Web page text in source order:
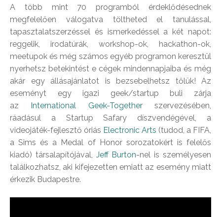
A több mint 70 programból érdeklődésednek
megfelelően válogatva töltheted el tanulással,
tapasztalatszerzéssel és ismerkedéssel a két napot:
reggelik, irodatúrák, workshop-ok, hackathon-ok,
meetupok és még számos egyéb programon keresztül
nyerhetsz betekintést e cégek mindennapjaiba és még
akár egy állásajánlatot is bezsebelhetsz tőlük! Az
eseményt egy igazi geek/startup buli zárja
az
International Geek-Togetherszervezésében,
ráadásul a Startup Safary díszvendégével, a
videojáték-fejlesztő óriás Electronic Arts (tudod, a FIFA,
a Sims és a Medal of Honor sorozatokért is felelős
kiadó) társalapítójával, Jeff Burton-nel is személyesen
találkozhatsz, aki kifejezetten emiatt az esemény miatt
érkezik Budapestre.